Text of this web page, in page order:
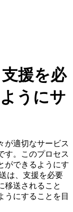
援を必
うにサ
が適切なサービス
す。このプロセス
ができるようにす
は、支援を必要
移送されること
うにすることを目